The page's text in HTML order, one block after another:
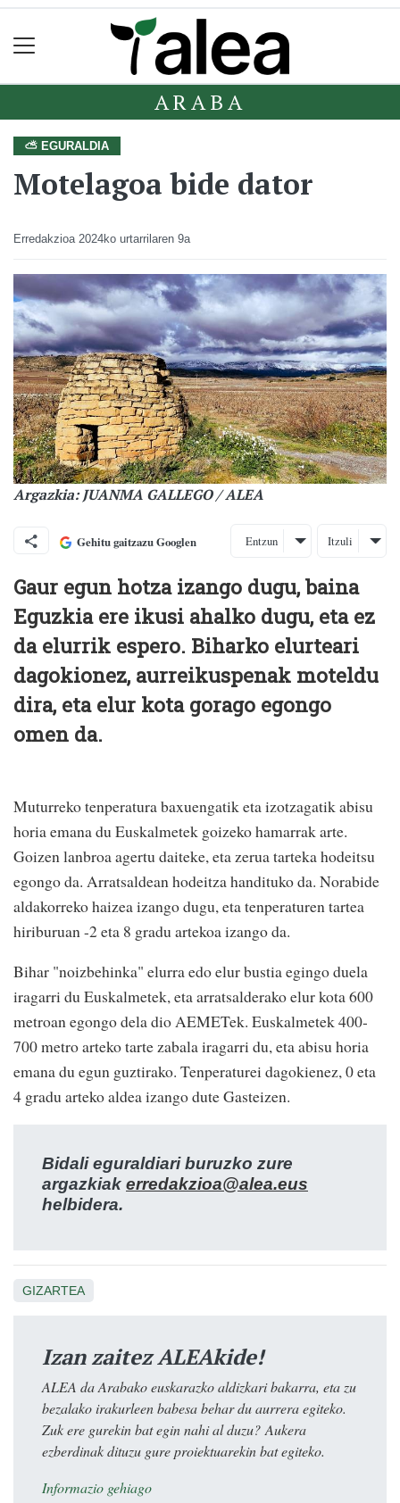
ARABA
⛅ EGURALDIA
Motelagoa bide dator
Erredakzioa 2024ko urtarrilaren 9a
Argazkia: JUANMA GALLEGO / ALEA
Gehitu gaitzazu Googlen Entzun Itzuli
Gaur egun hotza izango dugu, baina
Eguzkia ere ikusi ahalko dugu, eta ez
da elurrik espero. Biharko elurteari
dagokionez, aurreikuspenak moteldu
dira, eta elur kota gorago egongo
omen da.
Muturreko tenperatura baxuengatik eta izotzagatik abisu
horia emana du Euskalmetek goizeko hamarrak arte.
Goizen lanbroa agertu daiteke, eta zerua tarteka hodeitsu
egongo da. Arratsaldean hodeitza handituko da. Norabide
aldakorreko haizea izango dugu, eta tenperaturen tartea
hiriburuan -2 eta 8 gradu artekoa izango da.
Bihar "noizbehinka" elurra edo elur bustia egingo duela
iragarri du Euskalmetek, eta arratsalderako elur kota 600
metroan egongo dela dio AEMETek. Euskalmetek 400-
700 metro arteko tarte zabala iragarri du, eta abisu horia
emana du egun guztirako. Tenperaturei dagokienez, 0 eta
4 gradu arteko aldea izango dute Gasteizen.
Bidali eguraldiari buruzko zure
argazkiak erredakzioa@alea.eus
helbidera.
GIZARTEA
Izan zaitez ALEAkide!
ALEA da Arabako euskarazko aldizkari bakarra, eta zu
bezalako irakurleen babesa behar du aurrera egiteko.
Zuk ere gurekin bat egin nahi al duzu? Aukera
ezberdinak dituzu gure proiektuarekin bat egiteko.
Informazio gehiago